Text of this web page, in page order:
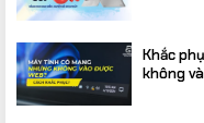
Khắc
không